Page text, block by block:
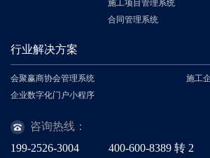
施工项目管理系统
合同管理系统
行业解决方案
会聚赢商协会管理系统
施工
企业数字化门户小程序
咨询热线：
199-2526-3004
400-600-8389 转 2